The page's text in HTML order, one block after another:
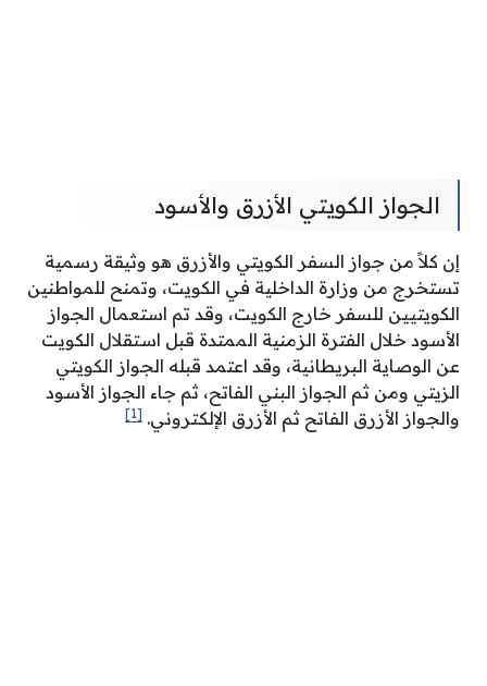
الجواز الكويتي الأزرق والأسود
إن كلاً من جواز السفر الكويتي والأزرق هو وثيقة رسمية
تستخرج من وزارة الداخلية في الكويت، وتمنح للمواطنين
الكويتيين للسفر خارج الكويت، وقد تم استعمال الجواز
الأسود خلال الفترة الزمنية الممتدة قبل استقلال الكويت
عن الوصاية البريطانية، وقد اعتمد قبله الجواز الكويتي
الزيتي ومن ثم الجواز البني الفاتح، ثم جاء الجواز الأسود
والجواز الأزرق الفاتح ثم الأزرق الإلكتروني. [1]